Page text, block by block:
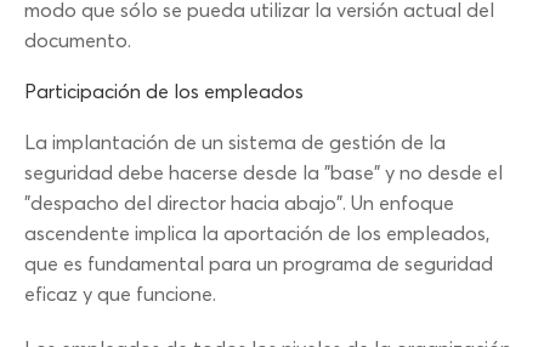
modo que sólo se pueda utilizar la versión actual del
documento.
Participación de los empleados
La implantación de un sistema de gestión de la
seguridad debe hacerse desde la "base" y no desde el
"despacho del director hacia abajo". Un enfoque
ascendente implica la aportación de los empleados,
que es fundamental para un programa de seguridad
eficaz y que funcione.